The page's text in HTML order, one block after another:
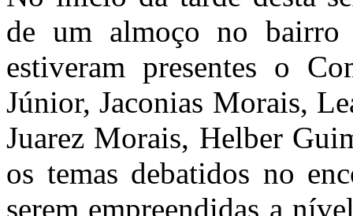
de um almoço no
estiveram presentes o
Júnior, Jaconias Morais,
Juarez Morais, Helber
os temas debatidos no
serem empreendidas a